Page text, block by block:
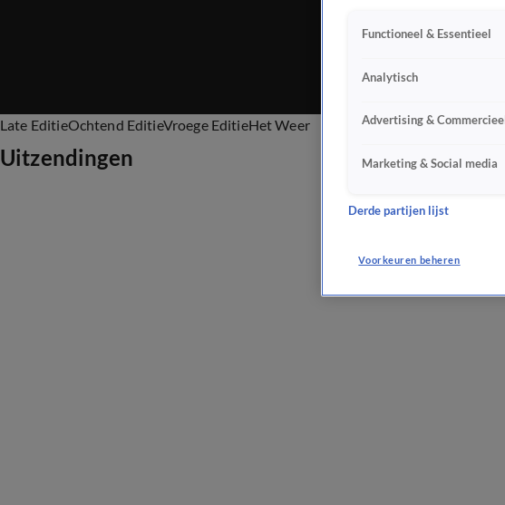
Late EditieOchtend EditieVroege EditieHet Weer
Uitzendingen
Functioneel & Essentieel
Analytisch
Advertising & Commercieel
Marketing & Social media
Derde partijen lijst
Voorkeuren beheren